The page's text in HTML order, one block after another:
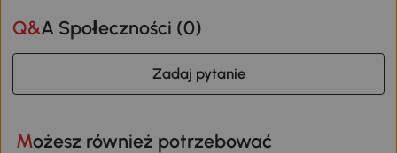
Q&A Społeczności (0)
Zadaj pytanie
Możesz również potrzebować